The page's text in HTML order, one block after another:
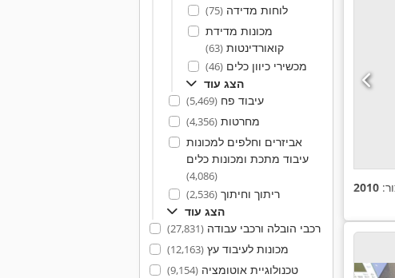
לוחות מדידה(75)
מכונות מדידת
קואורדינטות(63)
מכשירי כיוון כלים(46)
הצג עוד
עיבוד פח(5,469)
מחרטות(4,356)
אביזרים וחלפים למכונות
עיבוד מתכת ומכונות כלים
(4,086)
ריתוך וחיתוך(2,536)
הצג עוד
רכבי הובלה ורכבי עבודה(27,831)
מכונות לעיבוד עץ(12,163)
טכנולוגיית אוטומציה(9,154)
2010